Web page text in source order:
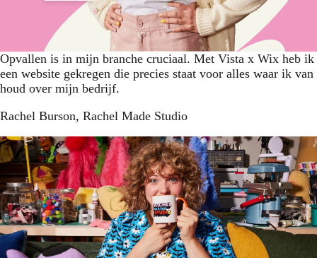
Opvallen is in mijn branche cruciaal. Met Vista x Wix heb ik
een website gekregen die precies staat voor alles waar ik van
houd over mijn bedrijf.
Rachel Burson, Rachel Made Studio